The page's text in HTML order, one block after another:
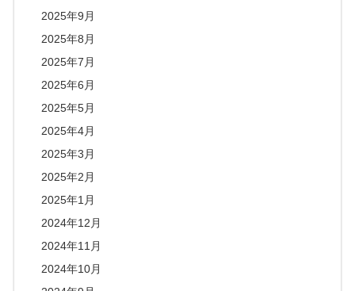
2025年9月
2025年8月
2025年7月
2025年6月
2025年5月
2025年4月
2025年3月
2025年2月
2025年1月
2024年12月
2024年11月
2024年10月